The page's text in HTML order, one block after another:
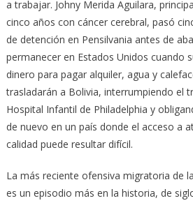
a trabajar. Johny Merida Aguilara,
cinco años con cáncer cerebral, pasó
de detención en Pensilvania antes de
permanecer en Estados Unidos cuando
dinero para pagar alquiler, agua y
trasladarán a Bolivia, interrumpiendo el
Hospital Infantil de Philadelphia y
de nuevo en un país donde el acceso a
calidad puede resultar difícil.
La más reciente ofensiva migratoria de
es un episodio más en la historia, de